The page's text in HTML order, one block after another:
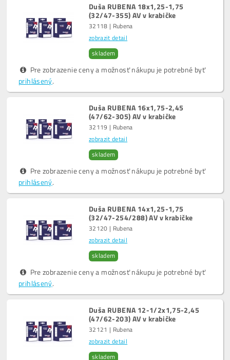
Duša RUBENA 18x1,25-1,75
(32/47-355) AV v krabičke
32118 | Rubena
zobrazit detail
skladem
Pre zobrazenie ceny a možnosť nákupu je potrebné byť
prihlásený.
Duša RUBENA 16x1,75-2,45
(47/62-305) AV v krabičke
32119 | Rubena
zobrazit detail
skladem
Pre zobrazenie ceny a možnosť nákupu je potrebné byť
prihlásený.
Duša RUBENA 14x1,25-1,75
(32/47-254/288) AV v krabičke
32120 | Rubena
zobrazit detail
skladem
Pre zobrazenie ceny a možnosť nákupu je potrebné byť
prihlásený.
Duša RUBENA 12-1/2x1,75-2,45
(47/62-203) AV v krabičke
32121 | Rubena
zobrazit detail
skladem